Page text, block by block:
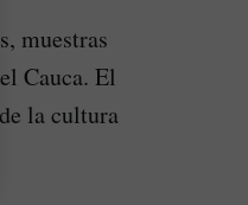
muestras
Cauca. El
la cultura